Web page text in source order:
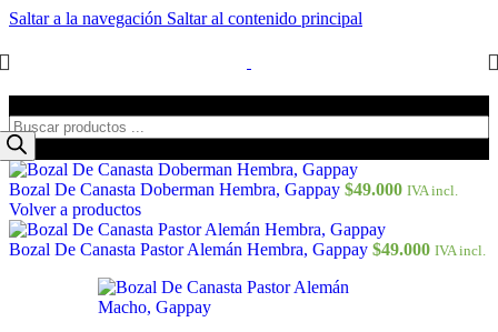
Saltar a la navegación Saltar al contenido principal
Bozal De Canasta Doberman Hembra, Gappay $49.000 IVA incl.
Volver a productos
Bozal De Canasta Pastor Alemán Hembra, Gappay $49.000 IVA incl.